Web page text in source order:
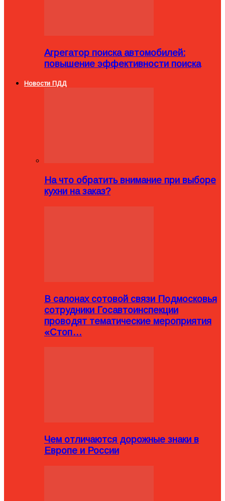
Агрегатор поиска автомобилей:
повышение эффективности поиска
Новости ПДД
На что обратить внимание при выборе
кухни на заказ?
В салонах сотовой связи Подмосковья
сотрудники Госавтоинспекции
проводят тематические мероприятия
«Стоп…
Чем отличаются дорожные знаки в
Европе и России